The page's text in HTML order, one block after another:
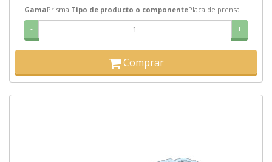
GamaPrisma Tipo de producto o componentePlaca de prensa
- +
Comprar